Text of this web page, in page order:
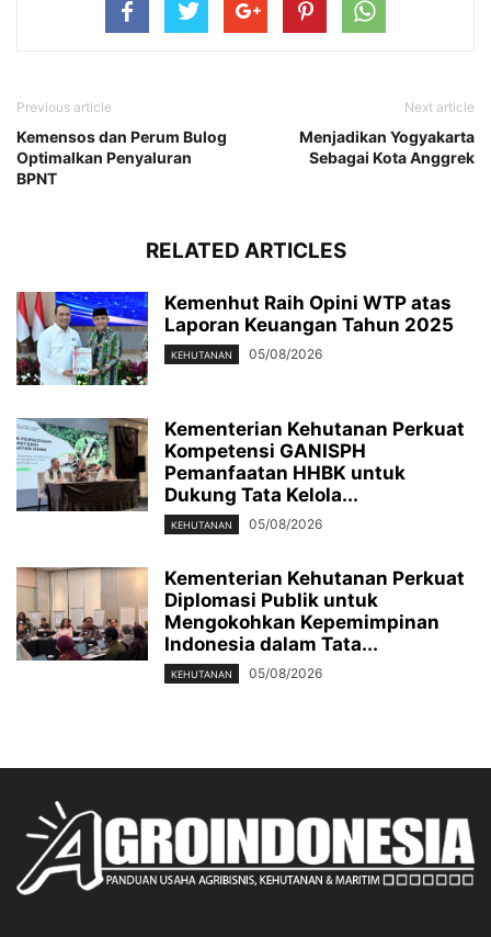
Previous article
Kemensos dan Perum Bulog
Optimalkan Penyaluran
BPNT
Next article
Menjadikan Yogyakarta
Sebagai Kota Anggrek
RELATED ARTICLES
Kemenhut Raih Opini WTP atas
Laporan Keuangan Tahun 2025
KEHUTANAN 05/08/2026
Kementerian Kehutanan Perkuat
Kompetensi GANISPH
Pemanfaatan HHBK untuk
Dukung Tata Kelola...
KEHUTANAN 05/08/2026
Kementerian Kehutanan Perkuat
Diplomasi Publik untuk
Mengokohkan Kepemimpinan
Indonesia dalam Tata...
KEHUTANAN 05/08/2026